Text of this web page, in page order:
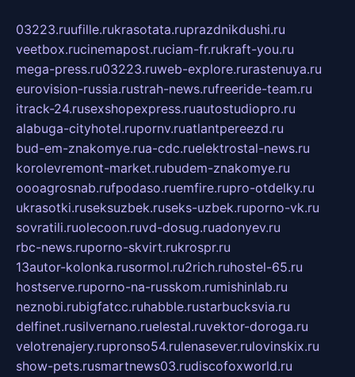
03223.ruufille.rukrasotata.ruprazdnikdushi.ru
veetbox.rucinemapost.ruciam-fr.rukraft-you.ru
mega-press.ru03223.ruweb-explore.rurastenuya.ru
eurovision-russia.rustrah-news.rufreeride-team.ru
itrack-24.rusexshopexpress.ruautostudiopro.ru
alabuga-cityhotel.rupornv.ruatlantpereezd.ru
bud-em-znakomye.rua-cdc.ruelektrostal-news.ru
korolevremont-market.rubudem-znakomye.ru
oooagrosnab.rufpodaso.ruemfire.rupro-otdelky.ru
ukrasotki.ruseksuzbek.ruseks-uzbek.ruporno-vk.ru
sovratili.ruolecoon.ruvd-dosug.ruadonyev.ru
rbc-news.ruporno-skvirt.rukrospr.ru
13autor-kolonka.rusormol.ru2rich.ruhostel-65.ru
hostserve.ruporno-na-russkom.rumishinlab.ru
neznobi.rubigfatcc.ruhabble.rustarbucksvia.ru
delfinet.rusilvernano.ruelestal.ruvektor-doroga.ru
velotrenajery.rupronso54.rulenasever.rulovinskix.ru
show-pets.rusmartnews03.rudiscofoxworld.ru